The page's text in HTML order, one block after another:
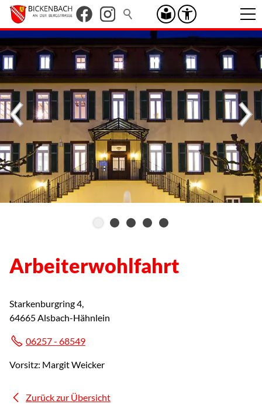
Arbeiterwohlfahrt
Starkenburgring 4,
64665 Alsbach-Hähnlein
06257 - 68549
Vorsitz: Margit Weicker
Zurück zur Übersicht